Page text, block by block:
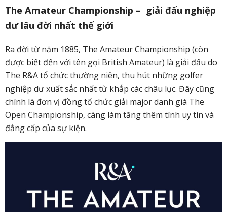
The Amateur Championship – giải đấu nghiệp
dư lâu đời nhất thế giới
Ra đời từ năm 1885, The Amateur Championship (còn
được biết đến với tên gọi British Amateur) là giải đấu do
The R&A tổ chức thường niên, thu hút những golfer
nghiệp dư xuất sắc nhất từ khắp các châu lục. Đây cũng
chính là đơn vị đồng tổ chức giải major danh giá The
Open Championship, càng làm tăng thêm tính uy tín và
đẳng cấp của sự kiện.